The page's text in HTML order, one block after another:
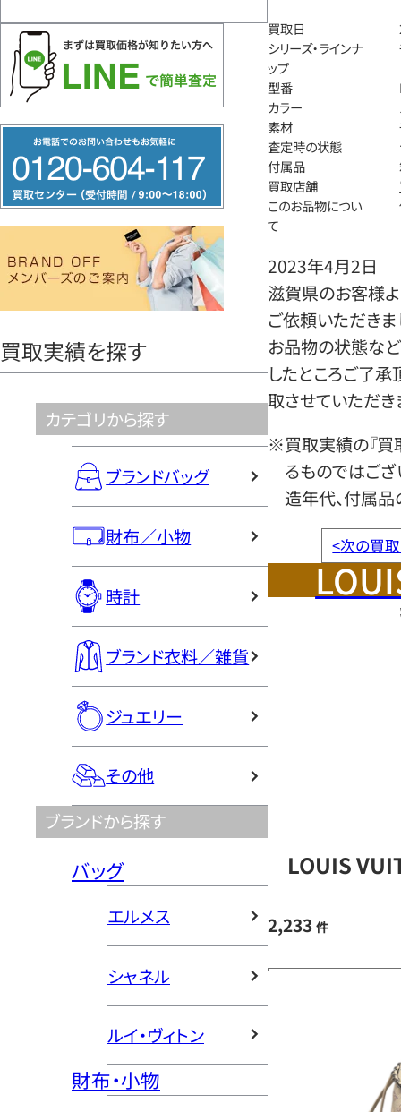
リ
ー
ヤ
買取実績を探す
カテゴリから探す
ブランドバッグ
財布／小物
時計
ブランド衣料／雑貨
ジュエリー
その他
ブランドから探す
バッグ
エルメス
シャネル
ルイ・ヴィトン
財布・小物
買取日
シリーズ・ラインナ
ップ
型番
カラー
素材
査定時の状態
付属品
買取店舗
このお品物につい
て
2023年4月2日
滋賀県のお客様よ
ご依頼いただきま
お品物の状態など
したところご了
取させていただき
※買取実績の『買
るものではござ
造年代、付属品
<次の買
LOUIS
2,233 件